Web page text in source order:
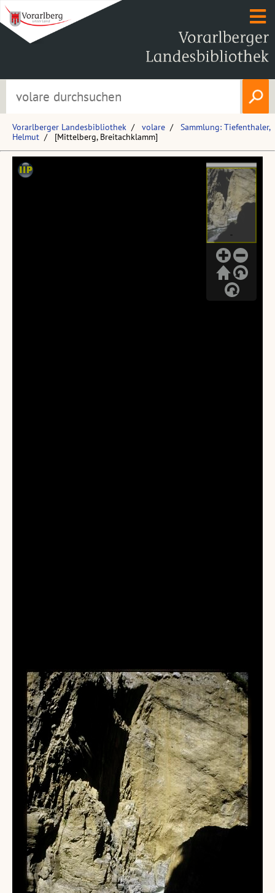
Vorarlberger Landesbibliothek volare
Sammlung: Tiefenthaler,
Helmut
[Mittelberg, Breitachklamm]